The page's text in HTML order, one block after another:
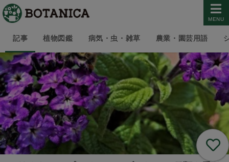
MENU
記事 植物図鑑 病気・虫・雑草 農業・園芸用語